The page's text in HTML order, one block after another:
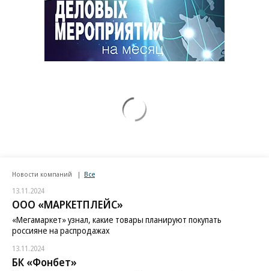
Новости компаний Все
13.11.2024
ООО «МАРКЕТПЛЕЙС»
«Мегамаркет» узнал, какие товары планируют покупать
россияне на распродажах
13.11.2024
БК «Фонбет»